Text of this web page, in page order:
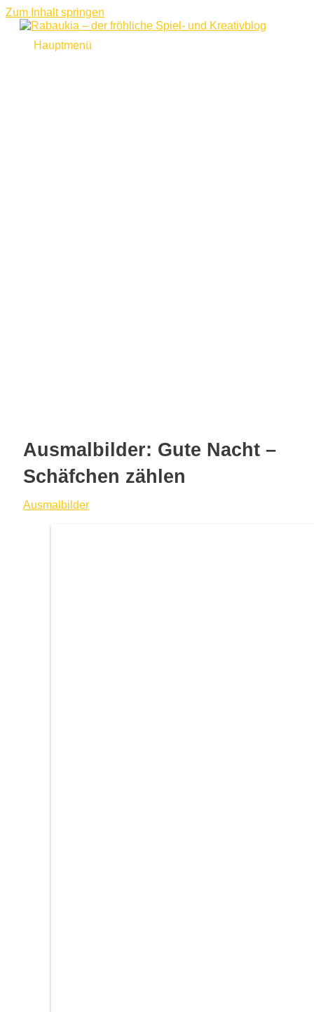
Zum Inhalt springen
Hauptmenü
Ausmalbilder: Gute Nacht –
Schäfchen zählen
Ausmalbilder